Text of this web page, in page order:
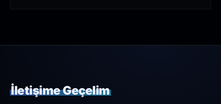
İletişime Geçelim